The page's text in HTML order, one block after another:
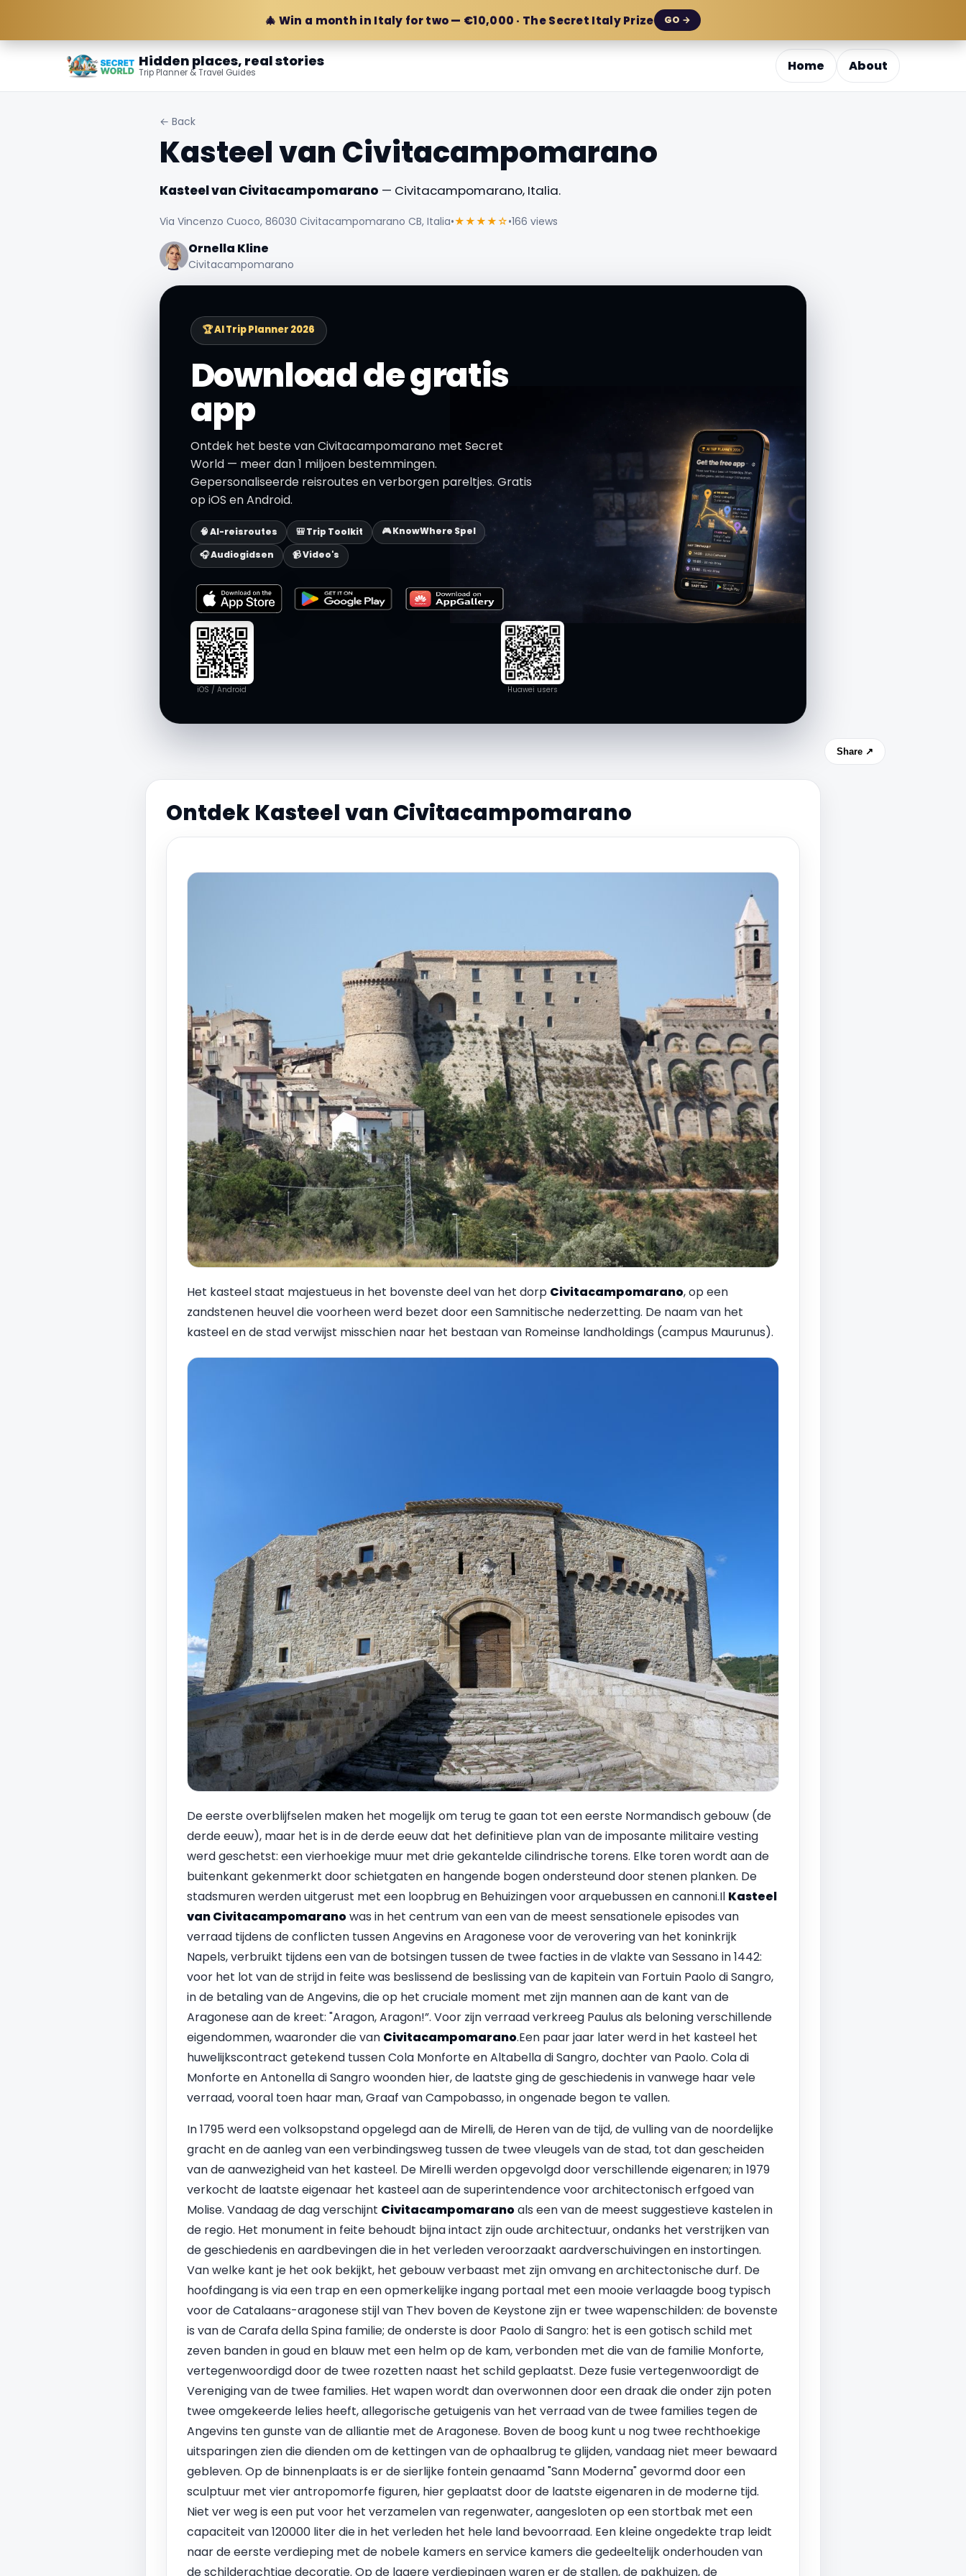
🎄 Win a month in Italy for two — €10,000 · The Secret Italy Prize GO →
Hidden places, real stories
Trip Planner & Travel Guides Home About
← Back
Kasteel van Civitacampomarano
Kasteel van Civitacampomarano — Civitacampomarano, Italia.
Via Vincenzo Cuoco, 86030 Civitacampomarano CB, Italia•★★★★☆•166 views
Ornella Kline
Civitacampomarano
🏆 AI Trip Planner 2026
Download de gratis
app
Ontdek het beste van Civitacampomarano met Secret
World — meer dan 1 miljoen bestemmingen.
Gepersonaliseerde reisroutes en verborgen pareltjes. Gratis
op iOS en Android.
🧠 AI-reisroutes 🎒 Trip Toolkit
🎮 KnowWhere Spel
🎧 Audiogidsen
📹 Video's
iOS / Android Huawei users
Share ↗
Ontdek Kasteel van Civitacampomarano
Het kasteel staat majestueus in het bovenste deel van het dorp Civitacampomarano, op een
zandstenen heuvel die voorheen werd bezet door een Samnitische nederzetting. De naam van het
kasteel en de stad verwijst misschien naar het bestaan van Romeinse landholdings (campus Maurunus).
De eerste overblijfselen maken het mogelijk om terug te gaan tot een eerste Normandisch gebouw (de
derde eeuw), maar het is in de derde eeuw dat het definitieve plan van de imposante militaire vesting
werd geschetst: een vierhoekige muur met drie gekantelde cilindrische torens. Elke toren wordt aan de
buitenkant gekenmerkt door schietgaten en hangende bogen ondersteund door stenen planken. De
stadsmuren werden uitgerust met een loopbrug en Behuizingen voor arquebussen en cannoni.Il Kasteel
vanCivitacampomaranowas in het centrum van een van de meest sensationele episodes van
verraad tijdens de conflicten tussen Angevins en Aragonese voor de verovering van het koninkrijk
Napels, verbruikt tijdens een van de botsingen tussen de twee facties in de vlakte van Sessano in 1442:
voor het lot van de strijd in feite was beslissend de beslissing van de kapitein van Fortuin Paolo di Sangro,
in de betaling van de Angevins, die op het cruciale moment met zijn mannen aan de kant van de
Aragonese aan de kreet: "Aragon, Aragon!”. Voor zijn verraad verkreeg Paulus als beloning verschillende
eigendommen, waaronder die van Civitacampomarano.Een paar jaar later werd in het kasteel het
huwelijkscontract getekend tussen Cola Monforte en Altabella di Sangro, dochter van Paolo. Cola di
Monforte en Antonella di Sangro woonden hier, de laatste ging de geschiedenis in vanwege haar vele
verraad, vooral toen haar man, Graaf van Campobasso, in ongenade begon te vallen.
In 1795 werd een volksopstand opgelegd aan de Mirelli, de Heren van de tijd, de vulling van de noordelijke
gracht en de aanleg van een verbindingsweg tussen de twee vleugels van de stad, tot dan gescheiden
van de aanwezigheid van het kasteel. De Mirelli werden opgevolgd door verschillende eigenaren; in 1979
verkocht de laatste eigenaar het kasteel aan de superintendence voor architectonisch erfgoed van
Molise. Vandaag de dag verschijnt Civitacampomaranoals een van de meest suggestieve kastelen in
de regio. Het monument in feite behoudt bijna intact zijn oude architectuur, ondanks het verstrijken van
de geschiedenis en aardbevingen die in het verleden veroorzaakt aardverschuivingen en instortingen.
Van welke kant je het ook bekijkt, het gebouw verbaast met zijn omvang en architectonische durf. De
hoofdingang is via een trap en een opmerkelijke ingang portaal met een mooie verlaagde boog typisch
voor de Catalaans-aragonese stijl van Thev boven de Keystone zijn er twee wapenschilden: de bovenste
is van de Carafa della Spina familie; de onderste is door Paolo di Sangro: het is een gotisch schild met
zeven banden in goud en blauw met een helm op de kam, verbonden met die van de familie Monforte,
vertegenwoordigd door de twee rozetten naast het schild geplaatst. Deze fusie vertegenwoordigt de
Vereniging van de twee families. Het wapen wordt dan overwonnen door een draak die onder zijn poten
twee omgekeerde lelies heeft, allegorische getuigenis van het verraad van de twee families tegen de
Angevins ten gunste van de alliantie met de Aragonese. Boven de boog kunt u nog twee rechthoekige
uitsparingen zien die dienden om de kettingen van de ophaalbrug te glijden, vandaag niet meer bewaard
gebleven. Op de binnenplaats is er de sierlijke fontein genaamd "Sann Moderna" gevormd door een
sculptuur met vier antropomorfe figuren, hier geplaatst door de laatste eigenaren in de moderne tijd.
Niet ver weg is een put voor het verzamelen van regenwater, aangesloten op een stortbak met een
capaciteit van 120000 liter die in het verleden het hele land bevoorraad. Een kleine ongedekte trap leidt
naar de eerste verdieping met de nobele kamers en service kamers die gedeeltelijk onderhouden van
de schilderachtige decoratie. Op de lagere verdiepingen waren er de stallen, de pakhuizen, de